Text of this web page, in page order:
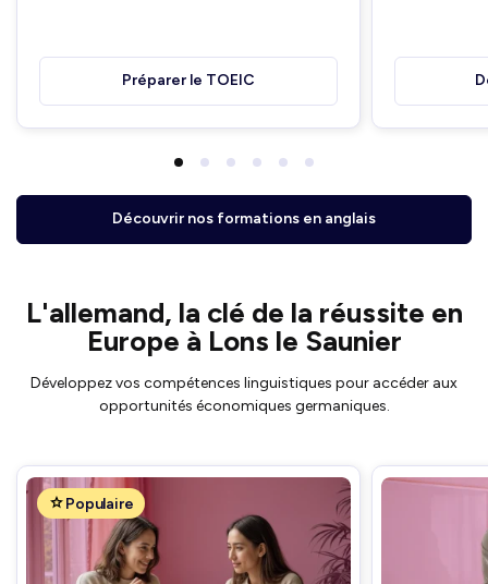
Préparer le TOEIC
Découvrir nos formations en anglais
L'allemand, la clé de la réussite en
Europe à Lons le Saunier
Développez vos compétences linguistiques pour accéder aux
opportunités économiques germaniques.
Populaire